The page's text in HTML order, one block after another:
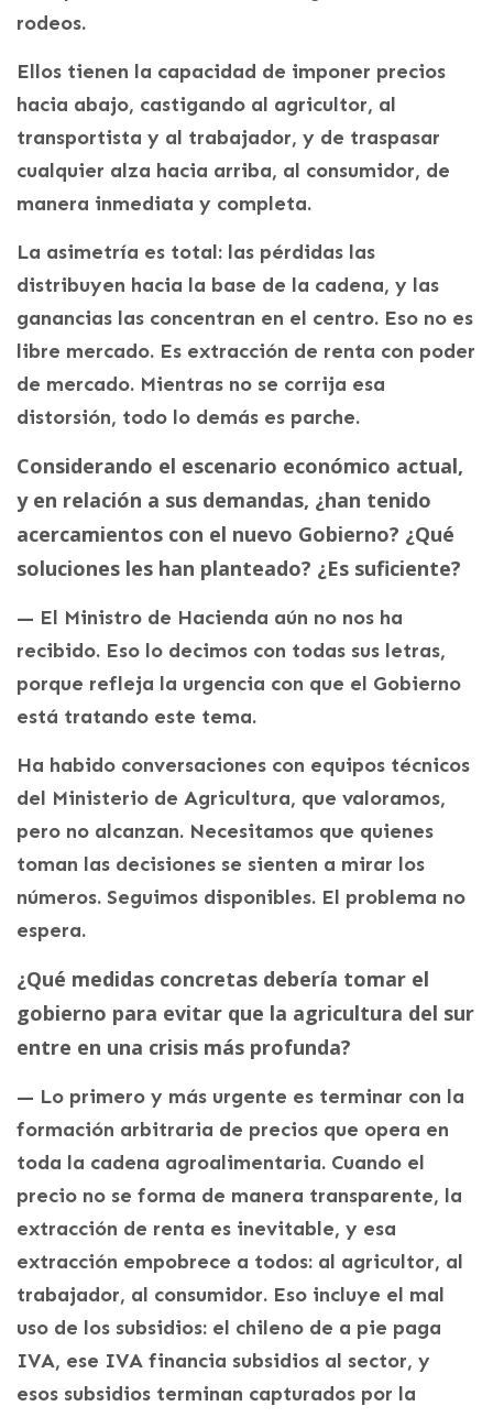
rodeos.
Ellos tienen la capacidad de imponer precios
hacia abajo, castigando al agricultor, al
transportista y al trabajador, y de traspasar
cualquier alza hacia arriba, al consumidor, de
manera inmediata y completa.
La asimetría es total: las pérdidas las
distribuyen hacia la base de la cadena, y las
ganancias las concentran en el centro. Eso no es
libre mercado. Es extracción de renta con poder
de mercado. Mientras no se corrija esa
distorsión, todo lo demás es parche.
Considerando el escenario económico actual,
y en relación a sus demandas, ¿han tenido
acercamientos con el nuevo Gobierno? ¿Qué
soluciones les han planteado? ¿Es suficiente?
— El Ministro de Hacienda aún no nos ha
recibido. Eso lo decimos con todas sus letras,
porque refleja la urgencia con que el Gobierno
está tratando este tema.
Ha habido conversaciones con equipos técnicos
del Ministerio de Agricultura, que valoramos,
pero no alcanzan. Necesitamos que quienes
toman las decisiones se sienten a mirar los
números. Seguimos disponibles. El problema no
espera.
¿Qué medidas concretas debería tomar el
gobierno para evitar que la agricultura del sur
entre en una crisis más profunda?
— Lo primero y más urgente es terminar con la
formación arbitraria de precios que opera en
toda la cadena agroalimentaria. Cuando el
precio no se forma de manera transparente, la
extracción de renta es inevitable, y esa
extracción empobrece a todos: al agricultor, al
trabajador, al consumidor. Eso incluye el mal
uso de los subsidios: el chileno de a pie paga
IVA, ese IVA financia subsidios al sector, y
esos subsidios terminan capturados por la